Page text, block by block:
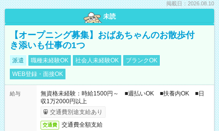
掲載日：2026.08.10
未読
【オープニング募集】おばあちゃんのお散歩付
き添いも仕事の1つ
派遣 職種未経験OK 社会人未経験OK
ブランクOK
WEB登録・面接OK
給与
無資格未経験：時給1500円～ ■週払いOK ■扶養内OK ■日
収1万2000円以上
交通費別途支給あり
交通費 交通費全額支給